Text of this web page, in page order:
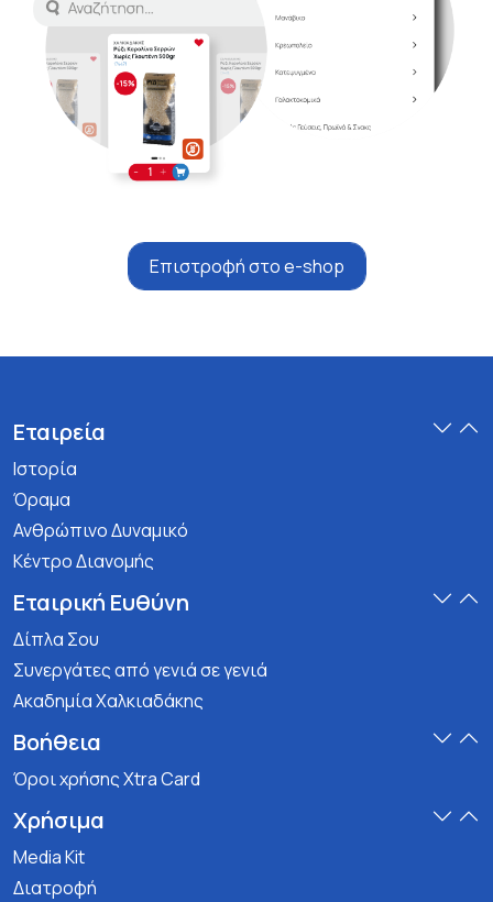
Επιστροφή στο e-shop
Εταιρεία
Ιστορία
Όραμα
Ανθρώπινο Δυναμικό
Κέντρο Διανομής
Εταιρική Ευθύνη
Δίπλα Σου
Συνεργάτες από γενιά σε γενιά
Ακαδημία Χαλκιαδάκης
Βοήθεια
Όροι χρήσης Xtra Card
Χρήσιμα
Media Kit
Διατροφή